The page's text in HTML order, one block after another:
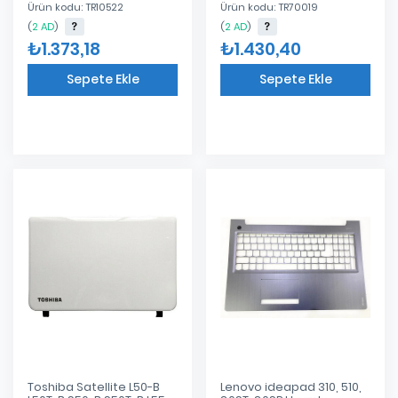
Cover
Ürün kodu: TR10522
(2 AD)
₺1.373,18
Sepete Ekle
Bottom Kasa
Ürün kodu: TR70019
(2 AD)
₺1.430,40
Sepete Ekle
Toshiba Satellite L50-B
Lenovo ideapad 310, 510,